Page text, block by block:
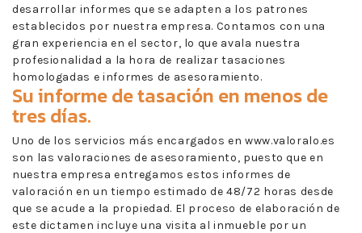
desarrollar informes que se adapten a los patrones
establecidos por nuestra empresa. Contamos con una
gran experiencia en el sector, lo que avala nuestra
profesionalidad a la hora de realizar tasaciones
homologadas e informes de asesoramiento.
Su informe de tasación en menos de
tres días.
Uno de los servicios más encargados en www.valoralo.es
son las valoraciones de asesoramiento, puesto que en
nuestra empresa entregamos estos informes de
valoración en un tiempo estimado de 48/72 horas desde
que se acude a la propiedad. El proceso de elaboración de
este dictamen incluye una visita al inmueble por un